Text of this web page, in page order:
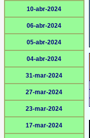
10-abr-2024
06-abr-2024
05-abr-2024
04-abr-2024
31-mar-2024
27-mar-2024
23-mar-2024
17-mar-2024